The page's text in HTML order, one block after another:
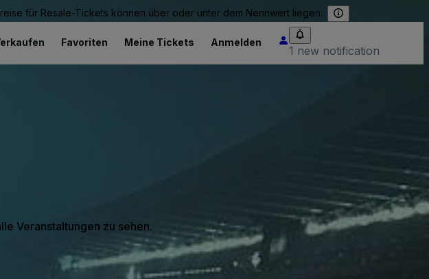
für Resale-Tickets können über oder unter dem Nennwert liegen.
Favoriten Meine Tickets Anmelden
1 new notification
Veranstaltungen zu sehen.